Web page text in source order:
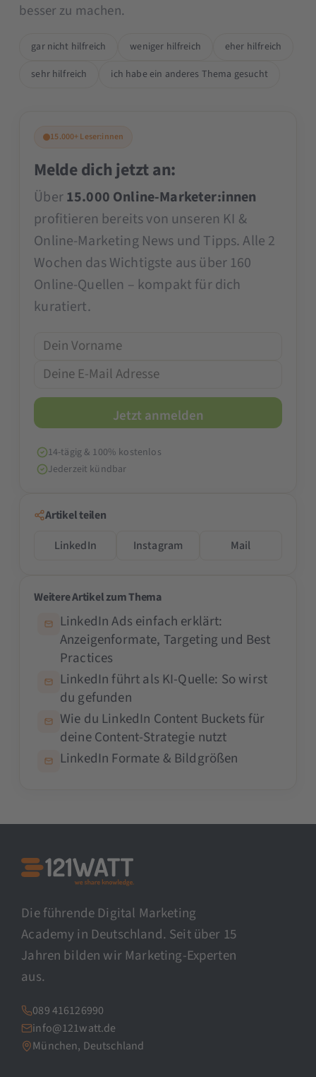
besser zu machen.
gar nicht hilfreich weniger hilfreich
eher hilfreich
sehr hilfreich
ich habe ein anderes Thema gesucht
15.000+ Leser:innen
Melde dich jetzt an:
Über15.000 Online-Marketer:innen
profitieren bereits von unseren KI &
Online-Marketing News und Tipps. Alle 2
Wochen das Wichtigste aus über 160
Online-Quellen – kompakt für dich
kuratiert.
14-tägig & 100% kostenlos
Jederzeit kündbar
Artikel teilen
LinkedIn
Instagram Mail
Weitere Artikel zum Thema
LinkedIn Ads einfach erklärt:
Anzeigenformate, Targeting und Best
Practices
LinkedIn führt als KI-Quelle: So wirst
du gefunden
Wie du LinkedIn Content Buckets für
deine Content-Strategie nutzt
LinkedIn Formate & Bildgrößen
Die führende Digital Marketing
Academy in Deutschland. Seit über 15
Jahren bilden wir Marketing-Experten
aus.
089 416126990
info@121watt.de
München, Deutschland